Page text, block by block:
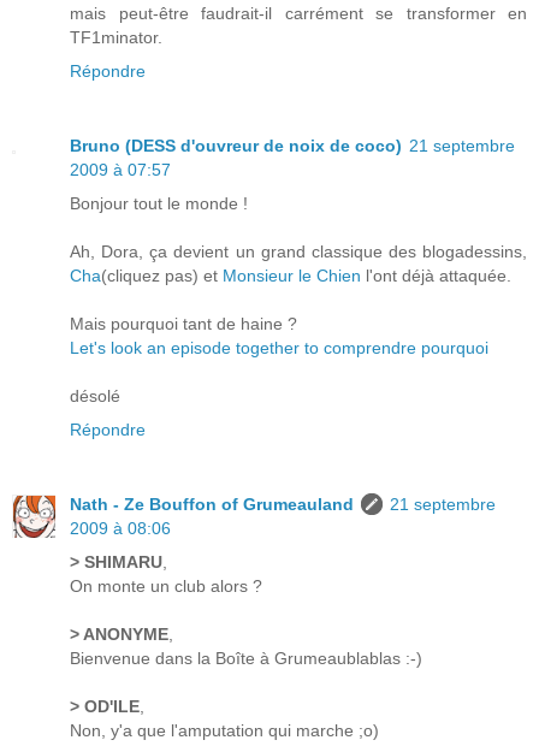
mais peut-être faudrait-il carrément se transformer en
TF1minator.
Répondre
Bruno (DESS d'ouvreur de noix de coco) 21 septembre
2009 à 07:57
Bonjour tout le monde !
Ah, Dora, ça devient un grand classique des blogadessins,
Cha(cliquez pas) et Monsieur le Chien l'ont déjà attaquée.
Mais pourquoi tant de haine ?
Let's look an episode together to comprendre pourquoi
désolé
Répondre
Nath - Ze Bouffon of Grumeauland
21 septembre
2009 à 08:06
> SHIMARU
On monte un club alors ?
> ANONYME
Bienvenue dans la Boîte à Grumeaublablas :-)
> OD'ILE
Non, y'a que l'amputation qui marche ;o)